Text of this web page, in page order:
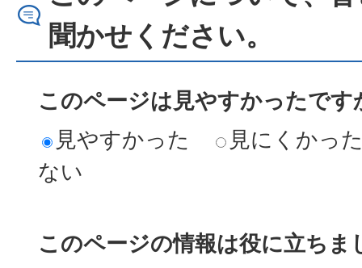
聞かせください。
このページは見やすかったです
見やすかった
見にくかっ
ない
このページの情報は役に立ちま